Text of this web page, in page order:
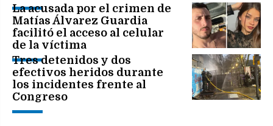
La acusada por el crimen de
Matías Álvarez Guardia
facilitó el acceso al celular
de la víctima
Tres detenidos y dos
efectivos heridos durante
los incidentes frente al
Congreso